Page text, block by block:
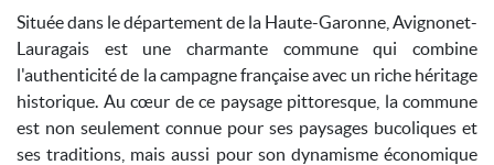
Située dans le département de la Haute-Garonne, Avignonet-
Lauragais est une charmante commune qui combine
l'authenticité de la campagne française avec un riche héritage
historique. Au cœur de ce paysage pittoresque, la commune
est non seulement connue pour ses paysages bucoliques et
ses traditions, mais aussi pour son dynamisme économique